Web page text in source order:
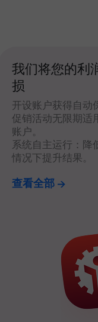
我们将您的利
损
开设账户获得自动
促销活动无限期适
账户。
系统自主运行：降
情况下提升结果。
查看全部